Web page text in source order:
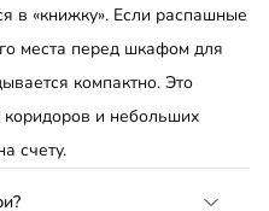
в «книжку». Если распашные
места перед шкафом для
компактно. Это
и небольших
счету.